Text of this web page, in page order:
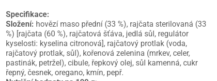
Specifikace:
Složení: hovězí maso přední (33 %), rajčata sterilovaná (33
%) [rajčata (60 %), rajčatová šťáva, jedlá sůl, regulátor
kyselosti: kyselina citronová], rajčatový protlak (voda,
rajčatový protlak, sůl), kořenová zelenina (mrkev, celer,
pastinák, petržel), cibule, řepkový olej, sůl kamenná, cukr
řepný, česnek, oregano, kmín, pepř.